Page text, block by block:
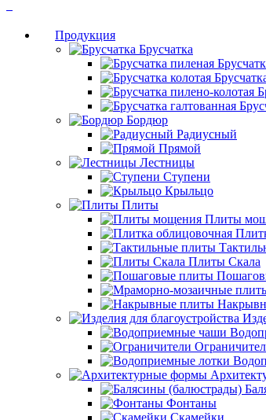
Продукция
Брусчатка
Бордюр
Радиусный
Прямой
Лестницы
Ступени
Крыльцо
Плиты
Плиты
Плиты Скала
Фонтаны
Скамейки